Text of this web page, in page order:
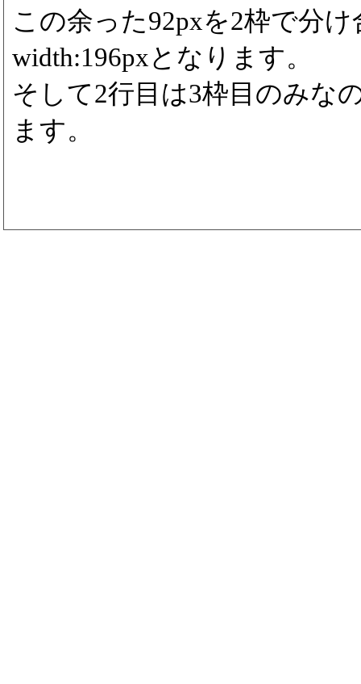
この余った92pxを2枠で分
width:196pxとなります。
そして2行目は3枠目のみな
ます。